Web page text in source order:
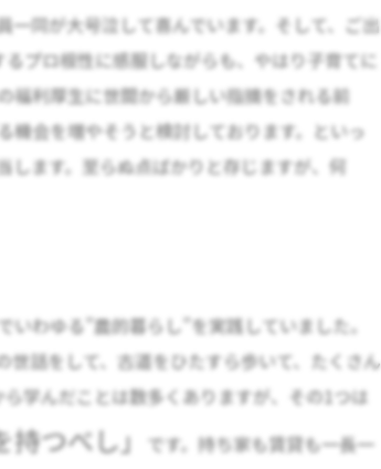
一同が大号泣して喜んでいます。そして、ご出
プロ根性に感服しながらも、やはり子育てに
福利厚生に世間から厳しい指摘をされる前
機会を増やそうと検討しております。といっ
します。至らぬ点ばかりと存じますが、何
わゆる”農的暮らし”を実践していました。
話をして、古道をひたすら歩いて、たくさん
学んだことは数多くありますが、その1つは
つべし」 です。持ち家も賃貸も一長一